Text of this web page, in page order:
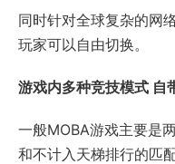
同时针对全球复杂的网
玩家可以自由切换。
游戏内多种竞技模式 自
一般MOBA游戏主要是
和不计入天梯排行的匹